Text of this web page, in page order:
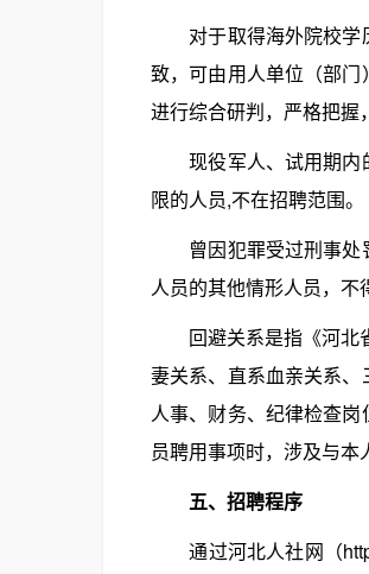
对于取得海外院校学
致，可由用人单位（部
进行综合研判，严格把握
现役军人、试用期内
限的人员,不在招聘范围。
曾因犯罪受过刑事处
人员的其他情形人员，不
回避关系是指《河北省
妻关系、直系血亲关系
人事、财务、纪律检查
员聘用事项时，涉及与本
五、招聘程序
通过河北人社网（